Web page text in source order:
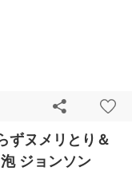
ずヌメリとり＆
ジョンソン